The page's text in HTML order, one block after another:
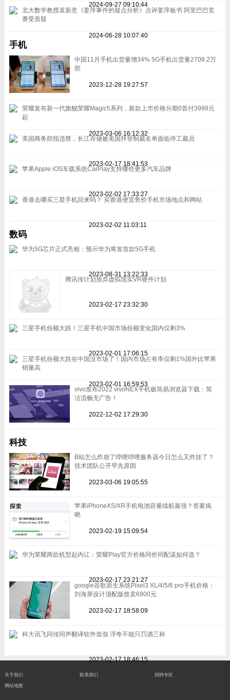
2024-09-27 09:10:44
北大数学教授袁新意《姜萍事件的疑点分析》点评姜萍板书 阿里巴巴竞
赛受质疑
2024-06-28 10:07:40
手机
中国11月手机出货量增34% 5G手机出货量2709.2万
部
2023-12-28 19:27:57
荣耀发布新一代旗舰荣耀Magic5系列，新款上市价格分期0首付3999元
起
2023-03-06 16:12:32
美国商务部指违禁，长江存储被美国拜登制裁名单面临停工裁员
2023-02-17 18:41:53
苹果Apple iOS车载系统CarPlay支持哪些更多汽车品牌
2023-02-02 17:33:27
香港去哪买三星手机回来吗？ 买香港便宜售价手机市场地点和网站
2023-02-02 11:03:11
数码
华为5G芯片正式亮相：预示华为将发首款5G手机
2023-08-31 13:22:33
腾讯传计划放弃虚拟现实VR硬件计划
2023-02-17 23:32:30
三星手机份额大跌！三星手机中国市场份额变化国内仅剩3%
2023-02-01 17:06:15
三星手机份额大跌在中国没市场了！国内市场占有率仅剩1%国外比苹果
销量高
2023-02-01 16:59:53
vivo发布2022 vivoNEX手机极简易浏览器下载：简
洁流畅无广告！
2022-12-02 17:29:30
科技
B站怎么炸崩了哔哩哔哩服务器今日怎么又炸挂了？
技术团队公开早先原因
2023-03-06 19:05:55
苹果iPhoneXS/XR手机电池容量续航最强？答案揭
晓
2023-02-19 15:09:54
华为荣耀两款机型起内讧：荣耀Play官方价格同价同配该如何选？
2023-02-17 23:21:27
google谷歌原生系统Pixel3 XL/4/5/6 pro手机价格：
刘海屏设计顶配版曾卖6900元
2023-02-17 18:58:09
科大讯飞同传同声翻译软件造假 浮夸不能只罚酒三杯
2023-02-17 18:46:15
关于我们 联系我们 招聘专区
网站地图